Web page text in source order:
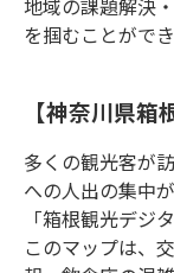
を掴むことができ
【神奈川県
多くの観光客が
への人出の集中
「箱根観光デジ
このマップは、